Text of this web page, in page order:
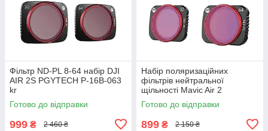
Фільтр ND-PL 8-64 набір DJI
AIR 2S PGYTECH P-16B-063
kr
Готово до відправки
999 ₴ 2 460 ₴
Набір поляризаційних
фільтрів нейтральної
щільності Mavic Air 2
PGYTECH P-16A-035 kr
Готово до відправки
899 ₴ 2 150 ₴